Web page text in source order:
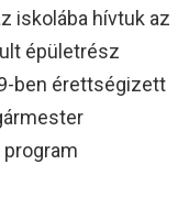
iskolába hívtuk az
épületrész
ben érettségizett